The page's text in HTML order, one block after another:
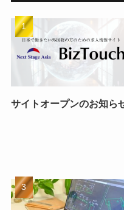
サイトオープンのお知ら